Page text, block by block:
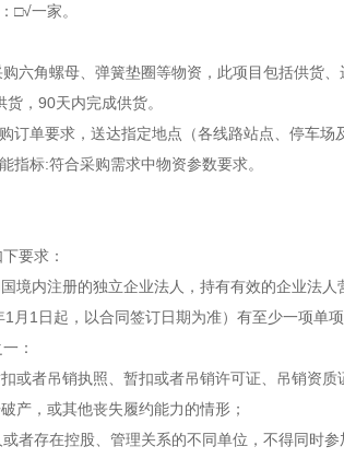
□√一家。
六角螺母、弹簧垫圈等物资，此项目包括供货、
，90天内完成供货。
订单要求，送达指定地点（各线路站点、停车场
指标:符合采购需求中物资参数要求。
要求：
境内注册的独立企业法人，持有有效的企业法人
1月1日起，以合同签订日期为准）有至少一项单
：
或者吊销执照、暂扣或者吊销许可证、吊销资质
产，或其他丧失履约能力的情形；
者存在控股、管理关系的不同单位，不得同时参